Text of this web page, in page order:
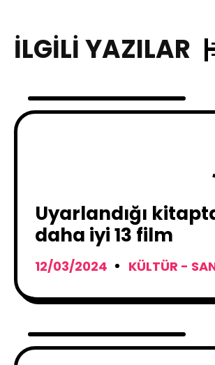
İLGILI YAZILAR
Uyarlandığı
daha iyi 13 film
12/03/2024 KÜLTÜR -